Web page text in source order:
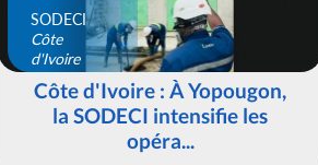
SODECI
Côte
d'Ivoire
Côte d'Ivoire : À Yopougon,
la SODECI intensifie les
opéra...